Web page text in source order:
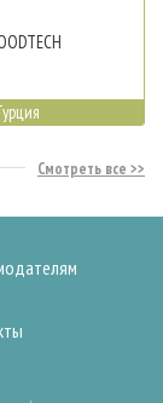
Смотреть все